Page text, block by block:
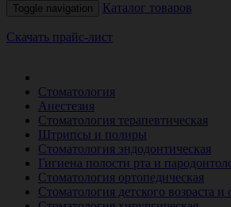
Toggle navigation Каталог товаров
Скачать прайс-лист
Стоматология
Анестезия
Стоматология терапевтическая
Штрипсы и полиры
Стоматология эндодонтическая
Гигиена полости рта и
Стоматология ортопедическая
Стоматология детского возраста и